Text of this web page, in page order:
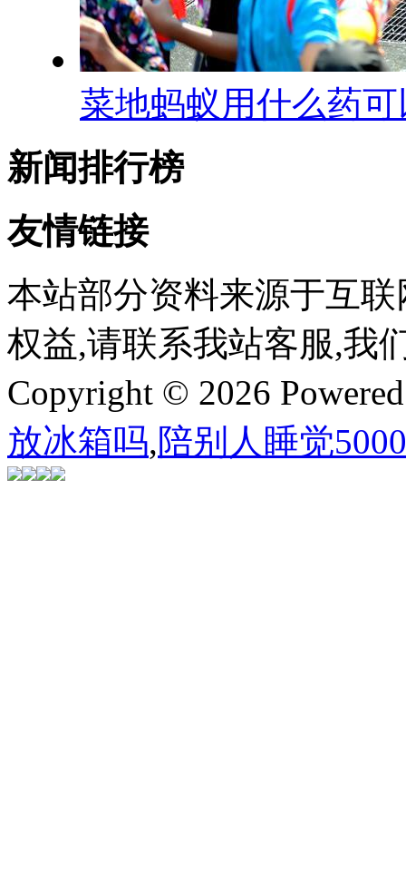
菜地蚂蚁用什么药
新闻排行榜
友情链接
本站部分资料来源于互
权益,请联系我站客服,我
Copyright © 2026
放冰箱吗,陪别人睡觉